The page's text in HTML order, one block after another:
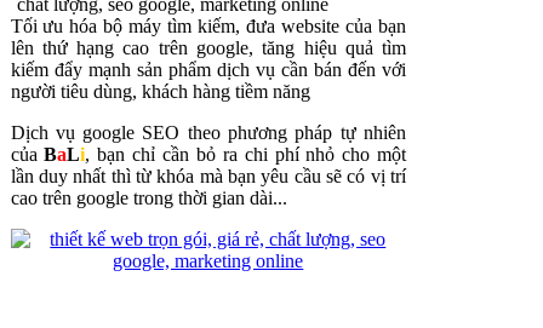
Tối ưu hóa bộ máy tìm kiếm, đưa website của bạn
lên thứ hạng cao trên google, tăng hiệu quả tìm
kiếm đẩy mạnh sản phẩm dịch vụ cần bán đến với
người tiêu dùng, khách hàng tiềm năng
Dịch vụ google SEO theo phương pháp tự nhiên
củaBaLi, bạn chỉ cần bỏ ra chi phí nhỏ cho một
lần duy nhất thì từ khóa mà bạn yêu cầu sẽ có vị trí
cao trên google trong thời gian dài...